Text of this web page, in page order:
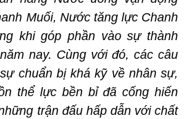
Muối, Nước tăng lực Chanh
khi góp phần vào sự thành
nay. Cùng với đó, các câu
chuẩn bị khá kỹ về nhân sự,
thể lực bền bỉ đã cống hiến
trận đấu hấp dẫn với chất